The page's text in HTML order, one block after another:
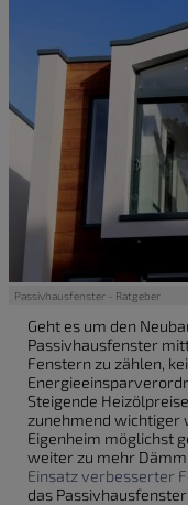
Passivhausfenster - Ratgeber
Geht es um den
Passivhausfenster
Fenstern zu zählen,
Steigende
zunehmend wichtiger
Eigenheim möglichst
weiter zu mehr
Einsatz verbesserter
das